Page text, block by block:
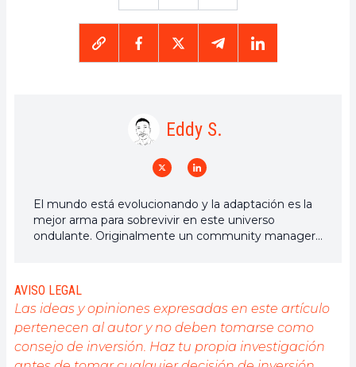
Eddy S.
El mundo está evolucionando y la adaptación es la
mejor arma para sobrevivir en este universo
ondulante. Originalmente un community manager
blockchain y sus derivados. Para compartir mi
experiencia y promover un campo que me
apasiona, nada mejor que escribir artículos
informativos y relajados.
AVISO LEGAL
Las ideas y opiniones expresadas en este artículo
pertenecen al autor y no deben tomarse como
consejo de inversión. Haz tu propia investigación